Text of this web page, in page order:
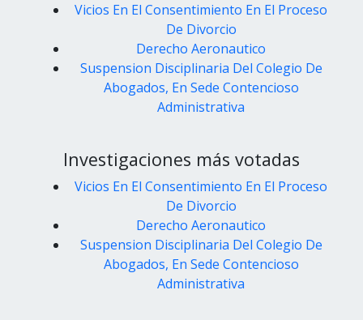
Vicios En El Consentimiento En El Proceso
De Divorcio
Derecho Aeronautico
Suspension Disciplinaria Del Colegio De
Abogados, En Sede Contencioso
Administrativa
Investigaciones más votadas
Vicios En El Consentimiento En El Proceso
De Divorcio
Derecho Aeronautico
Suspension Disciplinaria Del Colegio De
Abogados, En Sede Contencioso
Administrativa